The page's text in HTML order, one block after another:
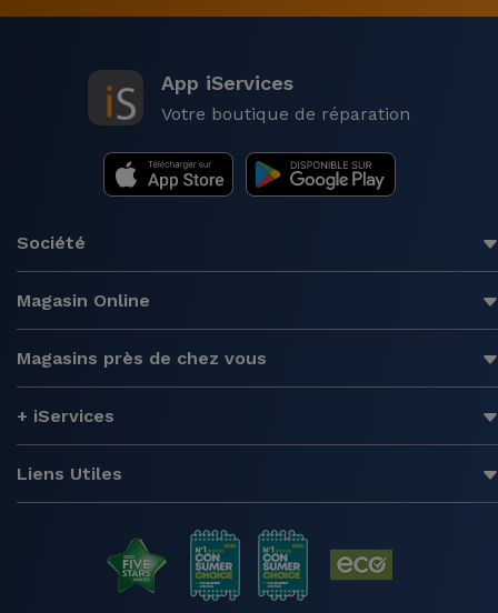
App iServices
Votre boutique de réparation
Société
Magasin Online
Magasins près de chez vous
+ iServices
Liens Utiles